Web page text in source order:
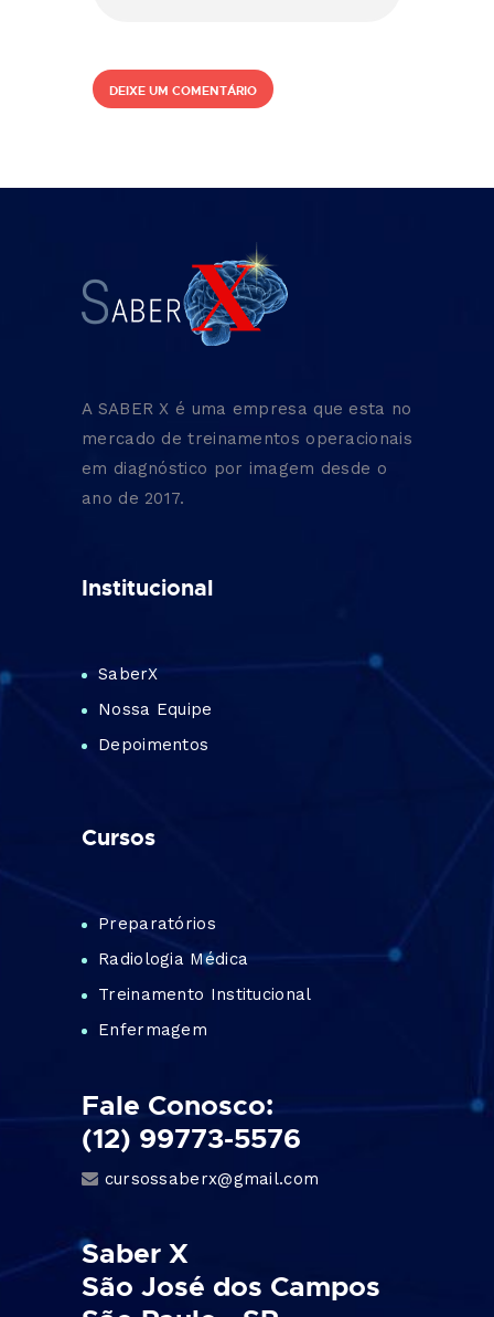
A SABER X é uma empresa que esta no
mercado de treinamentos operacionais
em diagnóstico por imagem desde o
ano de 2017.
Institucional
SaberX
Nossa Equipe
Depoimentos
Cursos
Preparatórios
Radiologia Médica
Treinamento Institucional
Enfermagem
Fale Conosco:
(12) 99773-5576
cursossaberx@gmail.com
Saber X
São José dos Campos